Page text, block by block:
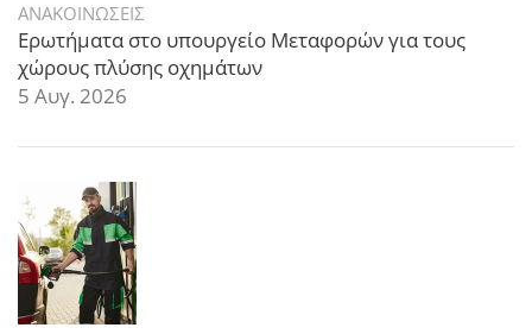
ΑΝΑΚΟΙΝΩΣΕΙΣ
Ερωτήματα στο υπουργείο Μεταφορών για τους
χώρους πλύσης οχημάτων
5 Αυγ. 2026